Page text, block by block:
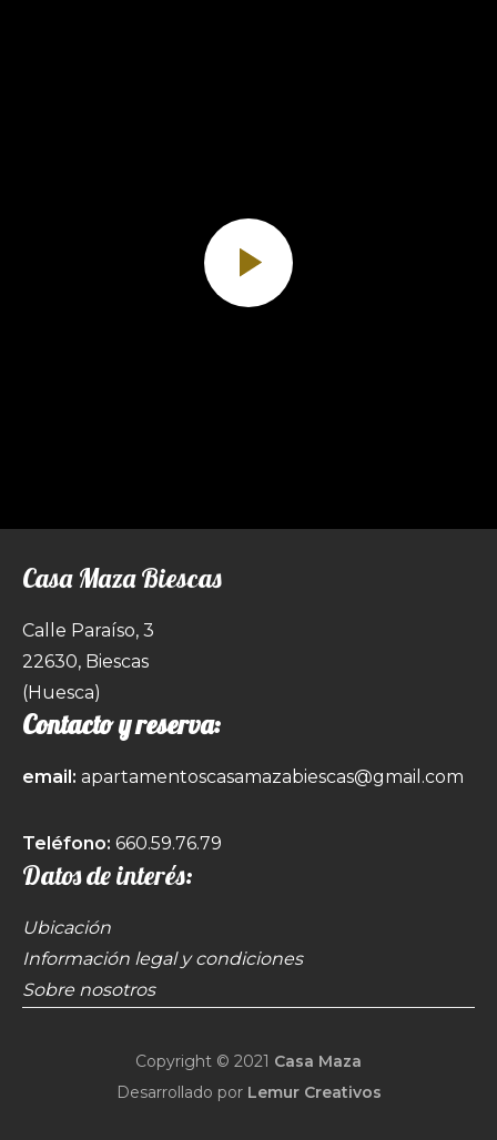
Casa Maza Biescas
Calle Paraíso, 3
22630, Biescas
(Huesca)
Contacto y reserva:
email: apartamentoscasamazabiescas@gmail.com
Teléfono: 660.59.76.79
Datos de interés:
Ubicación
Información legal y condiciones
Sobre nosotros
Copyright © 2021 Casa Maza
Desarrollado porLemur Creativos